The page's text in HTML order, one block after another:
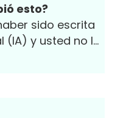
esto?
sido escrita
(IA) y usted no lo